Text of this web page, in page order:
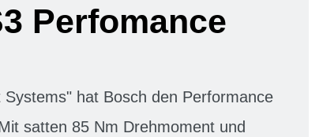
Perfomance
hat Bosch den Performance
satten 85 Nm Drehmoment und